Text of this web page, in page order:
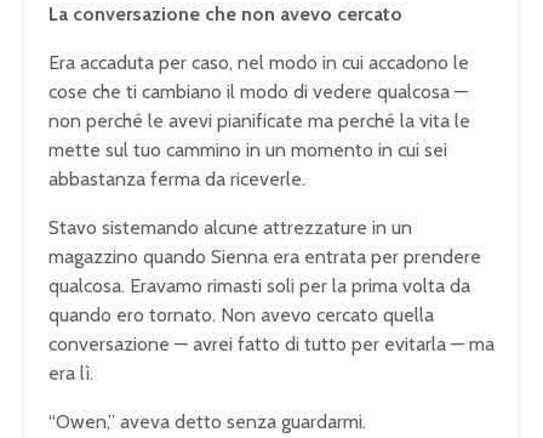
La conversazione che non avevo cercato
Era accaduta per caso, nel modo in cui accadono le
cose che ti cambiano il modo di vedere qualcosa —
non perché le avevi pianificate ma perché la vita le
mette sul tuo cammino in un momento in cui sei
abbastanza ferma da riceverle.
Stavo sistemando alcune attrezzature in un
magazzino quando Sienna era entrata per prendere
qualcosa. Eravamo rimasti soli per la prima volta da
quando ero tornato. Non avevo cercato quella
conversazione — avrei fatto di tutto per evitarla — ma
era lì.
“Owen,” aveva detto senza guardarmi.